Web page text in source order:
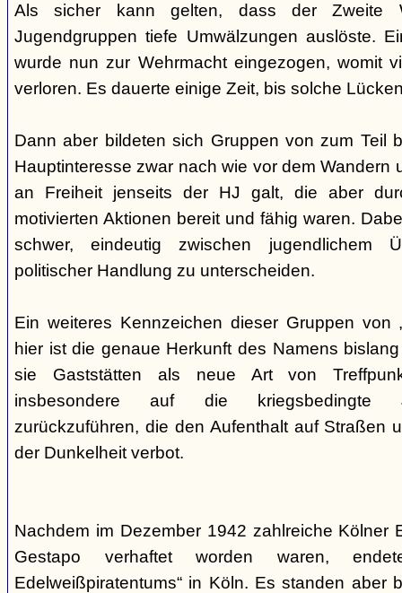
Als sicher kann gelten, dass der Zweite
Jugendgruppen tiefe Umwälzungen auslöste.
wurde nun zur Wehrmacht eingezogen, womit
verloren. Es dauerte einige Zeit, bis solche
Dann aber bildeten sich Gruppen von zum Teil
Hauptinteresse zwar nach wie vor dem Wandern
an Freiheit jenseits der HJ galt, die aber
motivierten Aktionen bereit und fähig waren.
schwer, eindeutig zwischen jugendlichem
politischer Handlung zu unterscheiden.
Ein weiteres Kennzeichen dieser Gruppen von
hier ist die genaue Herkunft des Namens
sie Gaststätten als neue Art von
insbesondere auf die kriegsbedingte
zurückzuführen, die den Aufenthalt auf Straßen
der Dunkelheit verbot.
Nachdem im Dezember 1942 zahlreiche Kölner
Gestapo verhaftet worden waren,
Edelweißpiratentums“ in Köln. Es standen aber